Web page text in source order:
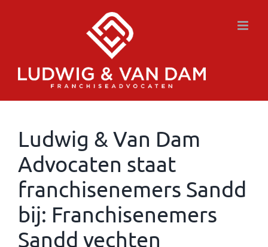
Ludwig & Van Dam
Advocaten staat
franchisenemers Sandd
bij: Franchisenemers
Sandd vechten